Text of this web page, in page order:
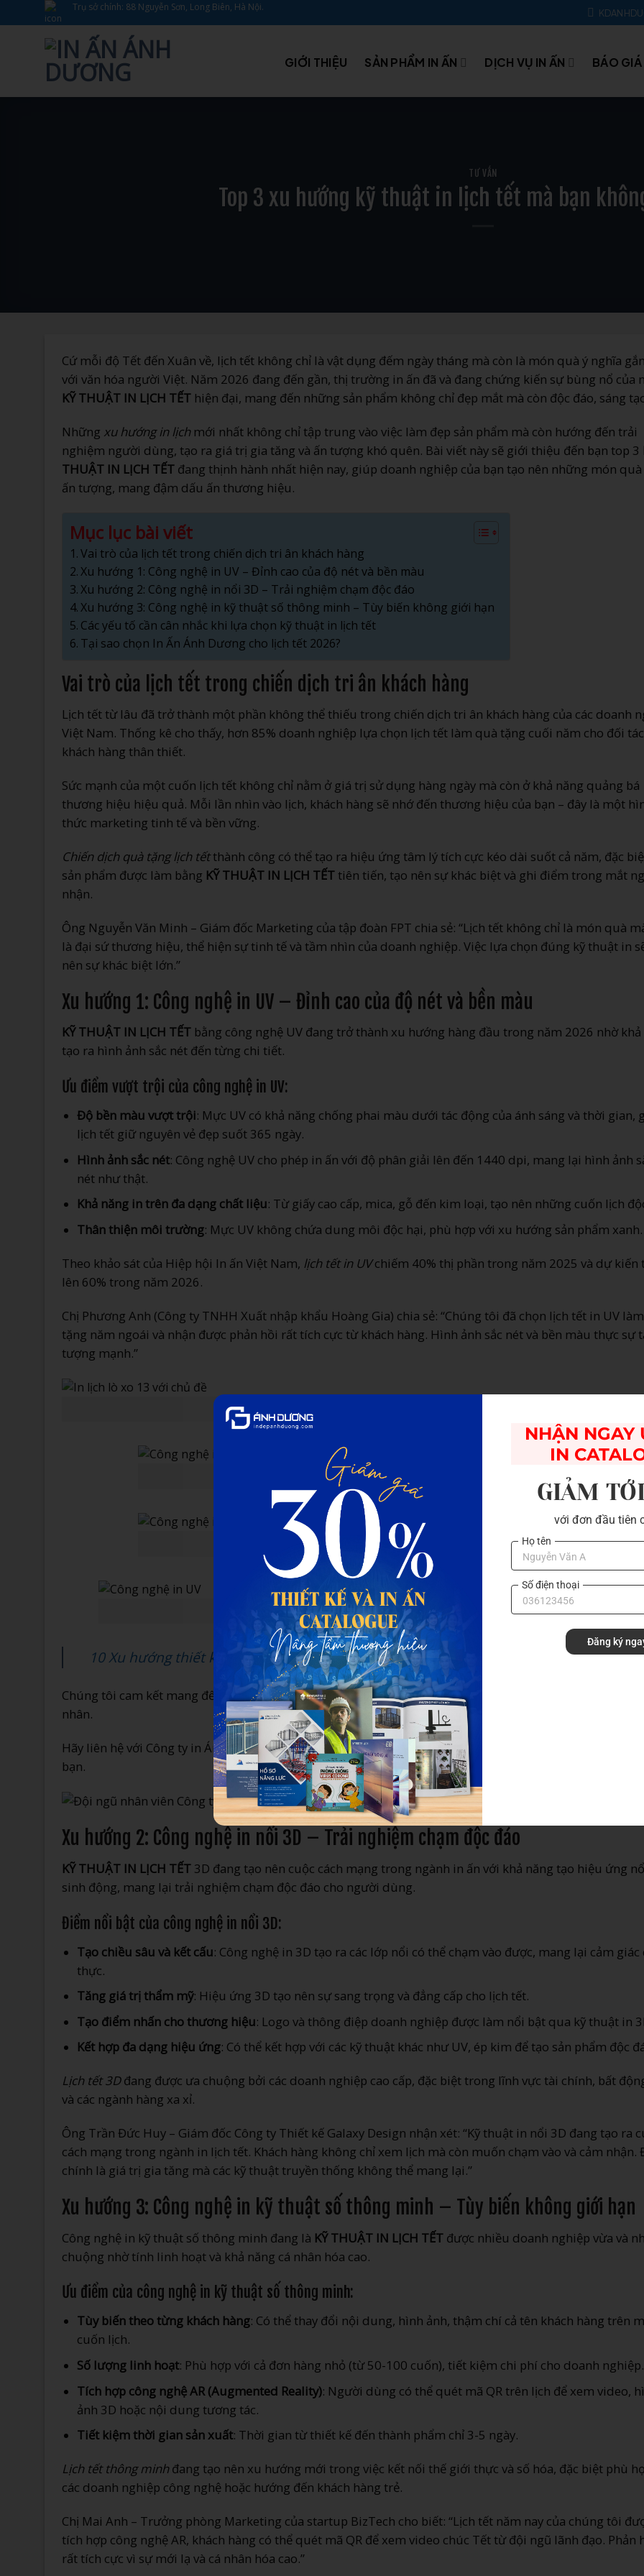
qua
Trụ sở chính: 88 Nguyễn Sơn, Long Biên, Hà Nội.
GIỚI THIỆU SẢN PHẨM IN ẤN DỊCH VỤ IN ẤN BÁO GIÁ
TƯ VẤN
Top 3 xu hướng kỹ thuật in lịch tết mà bạn
Cứ mỗi độ Tết đến Xuân về, lịch tết không chỉ là vật dụng đếm ngày tháng mà còn là món quà ý nghĩa
với văn hóa người Việt. Năm 2026 đang đến gần, thị trường in ấn đã và đang chứng kiến sự bùng nổ của
KỸ THUẬT IN LỊCH TẾT hiện đại, mang đến những sản phẩm không chỉ đẹp mắt mà còn độc đáo, sáng
Những xu hướng in lịchmới nhất không chỉ tập trung vào việc làm đẹp sản phẩm mà còn hướng đến trải
nghiệm người dùng, tạo ra giá trị gia tăng và ấn tượng khó quên. Bài viết này sẽ giới thiệu đến bạn top 3
THUẬT IN LỊCH TẾT đang thịnh hành nhất hiện nay, giúp doanh nghiệp của bạn tạo nên những món
ấn tượng, mang đậm dấu ấn thương hiệu.
Mục lục bài viết
Vai trò của lịch tết trong chiến dịch tri ân khách hàng
Xu hướng 1: Công nghệ in UV – Đỉnh cao của độ nét và bền màu
Xu hướng 2: Công nghệ in nổi 3D – Trải nghiệm chạm độc đáo
Xu hướng 3: Công nghệ in kỹ thuật số thông minh – Tùy biến không giới hạn
Các yếu tố cần cân nhắc khi lựa chọn kỹ thuật in lịch tết
Tại sao chọn In Ấn Ánh Dương cho lịch tết 2026?
Vai trò của lịch tết trong chiến dịch tri ân khách hàng
Lịch tết từ lâu đã trở thành một phần không thể thiếu trong chiến dịch tri ân khách hàng của các doanh
Việt Nam. Thống kê cho thấy, hơn 85% doanh nghiệp lựa chọn lịch tết làm quà tặng cuối năm cho đối
khách hàng thân thiết.
Sức mạnh của một cuốn lịch tết không chỉ nằm ở giá trị sử dụng hàng ngày mà còn ở khả năng quảng bá
thương hiệu hiệu quả. Mỗi lần nhìn vào lịch, khách hàng sẽ nhớ đến thương hiệu của bạn – đây là một
thức marketing tinh tế và bền vững.
Chiến dịch quà tặng lịch tếtthành công có thể tạo ra hiệu ứng tâm lý tích cực kéo dài suốt cả năm, đặc
sản phẩm được làm bằng KỸ THUẬT IN LỊCH TẾT tiên tiến, tạo nên sự khác biệt và ghi điểm trong mắt
nhận.
Ông Nguyễn Văn Minh – Giám đốc Marketing của tập đoàn FPT chia sẻ: “Lịch tết không chỉ là món quà
là đại sứ thương hiệu, thể hiện sự tinh tế và tầm nhìn của doanh nghiệp. Việc lựa chọn đúng kỹ thuật in
nên sự khác biệt lớn.”
Xu hướng 1: Công nghệ in UV – Đỉnh cao của độ nét và bền màu
KỸ THUẬT IN LỊCH TẾT bằng công nghệ UV đang trở thành xu hướng hàng đầu trong năm 2026 nhờ khả
tạo ra hình ảnh sắc nét đến từng chi tiết.
Ưu điểm vượt trội của công nghệ in UV:
Độ bền màu vượt trội: Mực UV có khả năng chống phai màu dưới tác động của ánh sáng và thời gian,
lịch tết giữ nguyên vẻ đẹp suốt 365 ngày.
Hình ảnh sắc nét: Công nghệ UV cho phép in ấn với độ phân giải lên đến 1440 dpi, mang lại hình ảnh
nét như thật.
Khả năng in trên đa dạng chất liệu: Từ giấy cao cấp, mica, gỗ đến kim loại, tạo nên những cuốn lịch
Thân thiện môi trường: Mực UV không chứa dung môi độc hại, phù hợp với xu hướng sản phẩm xanh.
Theo khảo sát của Hiệp hội In ấn Việt Nam, lịch tết in UVchiếm 40% thị phần trong năm 2025 và dự kiến
lên 60% trong năm 2026.
Chị Phương Anh (Công ty TNHH Xuất nhập khẩu Hoàng Gia) chia sẻ: “Chúng tôi đã chọn lịch tết in UV
tặng năm ngoái và nhận được phản hồi rất tích cực từ khách hàng. Hình ảnh sắc nét và bền màu thực sự
tượng mạnh.”
Công nghệ in kỹ thuật số
Công nghệ in offset
Công nghệ in UV
10 Xu hướng thiết kế lịch Tết đổi mới giúp bạn tạo dấu ấn mùa xuân
Chúng tôi cam kết mang đến những sản phẩm in lịch Tết chất lượng cao, độc đáo và mang đậm dấu ấn cá
nhân.
Hãy liên hệ với Công ty in Ánh Dương ngay để được tư vấn về các kỹ thuật in lịch Tết phù hợp với nhu cầu
bạn.
Xu hướng 2: Công nghệ in nổi 3D – Trải nghiệm chạm độc đáo
KỸ THUẬT IN LỊCH TẾT 3D đang tạo nên cuộc cách mạng trong ngành in ấn với khả năng tạo hiệu ứng
sinh động, mang lại trải nghiệm chạm độc đáo cho người dùng.
Điểm nổi bật của công nghệ in nổi 3D:
Tạo chiều sâu và kết cấu: Công nghệ in 3D tạo ra các lớp nổi có thể chạm vào được, mang lại cảm giác
thực.
Tăng giá trị thẩm mỹ: Hiệu ứng 3D tạo nên sự sang trọng và đẳng cấp cho lịch tết.
Tạo điểm nhấn cho thương hiệu: Logo và thông điệp doanh nghiệp được làm nổi bật qua kỹ thuật in
Kết hợp đa dạng hiệu ứng: Có thể kết hợp với các kỹ thuật khác như UV, ép kim để tạo sản phẩm độc
Lịch tết 3Dđang được ưa chuộng bởi các doanh nghiệp cao cấp, đặc biệt trong lĩnh vực tài chính, bất
và các ngành hàng xa xỉ.
Ông Trần Đức Huy – Giám đốc Công ty Thiết kế Galaxy Design nhận xét: “Kỹ thuật in nổi 3D đang tạo ra
cách mạng trong ngành in lịch tết. Khách hàng không chỉ xem lịch mà còn muốn chạm vào và cảm nhận.
chính là giá trị gia tăng mà các kỹ thuật truyền thống không thể mang lại.”
Xu hướng 3: Công nghệ in kỹ thuật số thông minh – Tùy biến không giới hạn
Công nghệ in kỹ thuật số thông minh đang là KỸ THUẬT IN LỊCH TẾT được nhiều doanh nghiệp vừa và
chuộng nhờ tính linh hoạt và khả năng cá nhân hóa cao.
Ưu điểm của công nghệ in kỹ thuật số thông minh:
Tùy biến theo từng khách hàng: Có thể thay đổi nội dung, hình ảnh, thậm chí cả tên khách hàng trên
cuốn lịch.
Số lượng linh hoạt: Phù hợp với cả đơn hàng nhỏ (từ 50-100 cuốn), tiết kiệm chi phí cho doanh nghiệp.
Tích hợp công nghệ AR (Augmented Reality): Người dùng có thể quét mã QR trên lịch để xem video,
ảnh 3D hoặc nội dung tương tác.
Tiết kiệm thời gian sản xuất: Thời gian từ thiết kế đến thành phẩm chỉ 3-5 ngày.
Lịch tết thông minhđang tạo nên xu hướng mới trong việc kết nối thế giới thực và số hóa, đặc biệt phù
các doanh nghiệp công nghệ hoặc hướng đến khách hàng trẻ.
Chị Mai Anh – Trưởng phòng Marketing của startup BizTech cho biết: “Lịch tết năm nay của chúng tôi
tích hợp công nghệ AR, khách hàng có thể quét mã QR để xem video chúc Tết từ đội ngũ lãnh đạo. Phản
rất tích cực vì sự mới lạ và cá nhân hóa cao.”
NHẬN NGAY
IN
GIẢM
với đơn đầu tiên
Họ tên
Số điện thoại
Đăng ký